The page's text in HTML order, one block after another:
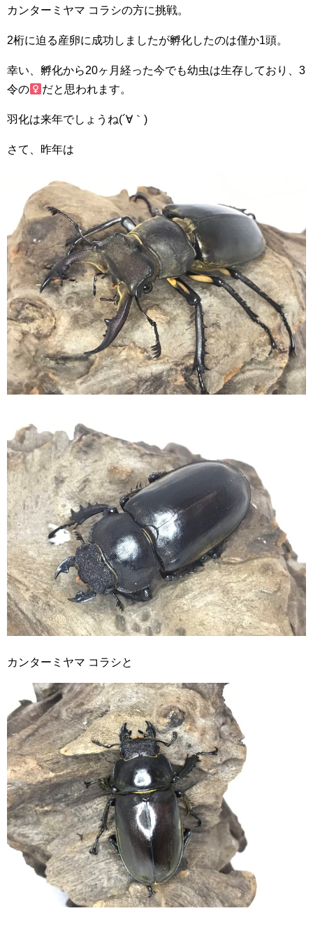
カンターミヤマ コラシの方に挑戦。
2桁に迫る産卵に成功しましたが孵化したのは僅か1頭。
幸い、孵化から20ヶ月経った今でも幼虫は生存しており、3
令の
だと思われます。
羽化は来年でしょうね(´∀｀)
さて、昨年は
カンターミヤマ コラシと